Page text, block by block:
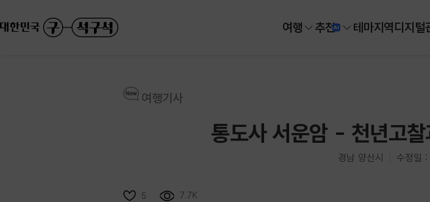
여행 추천 테마지역디지털
여행기사
통도사 서운암 - 천년고
경남 양산시 수정일
5 7.7K